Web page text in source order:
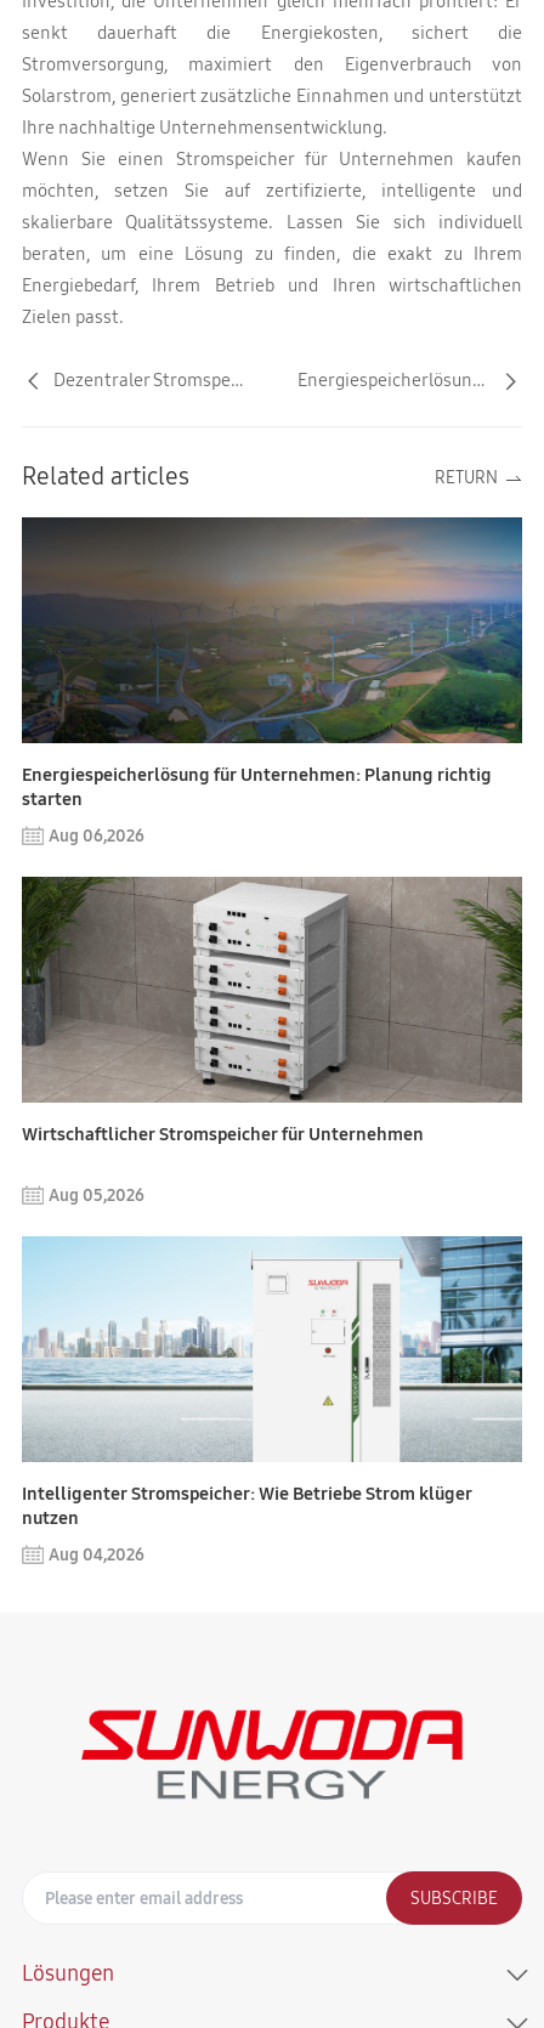
senkt dauerhaft die Energiekosten, sichert die
Stromversorgung, maximiert den Eigenverbrauch von
Solarstrom, generiert zusätzliche Einnahmen und unterstützt
Ihre nachhaltige Unternehmensentwicklung.
Wenn Sie einen Stromspeicher für Unternehmen kaufen
möchten, setzen Sie auf zertifizierte, intelligente und
skalierbare Qualitätssysteme. Lassen Sie sich individuell
beraten, um eine Lösung zu finden, die exakt zu Ihrem
Energiebedarf, Ihrem Betrieb und Ihren wirtschaftlichen
Zielen passt.
Dezentraler Stromspeicher: Bis 80 % Eigenverbrauch sparen Energiespeicherlösung für Unternehmen 2026: Kosten sparen & ROI steigern
Related articles RETURN
Energiespeicherlösung für Unternehmen: Planung richtig
starten
Aug 06,2026
Wirtschaftlicher Stromspeicher für Unternehmen
Aug 05,2026
Intelligenter Stromspeicher: Wie Betriebe Strom klüger
nutzen
Aug 04,2026
SUBSCRIBE
Lösungen
Produkte